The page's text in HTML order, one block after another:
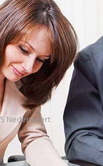
Nederweert